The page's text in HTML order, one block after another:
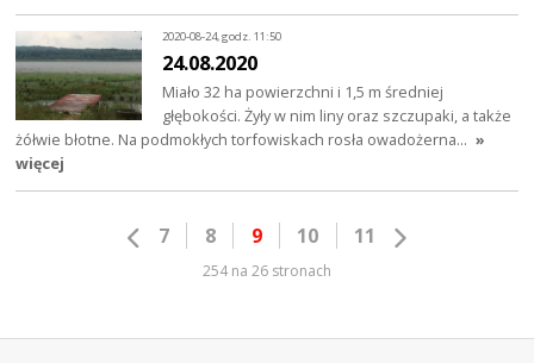
2020-08-24, godz. 11:50
24.08.2020
Miało 32 ha powierzchni i 1,5 m średniej
głębokości. Żyły w nim liny oraz szczupaki, a także
żółwie błotne. Na podmokłych torfowiskach rosła owadożerna… »
więcej
7 8 9 10 11
254 na 26 stronach